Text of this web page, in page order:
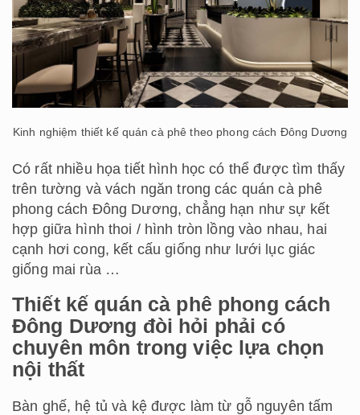
Kinh nghiệm thiết kế quán cà phê theo phong cách Đông Dương
Có rất nhiều họa tiết hình học có thể được tìm thấy
trên tường và vách ngăn trong các quán cà phê
phong cách Đông Dương, chẳng hạn như sự kết
hợp giữa hình thoi / hình tròn lồng vào nhau, hai
cạnh hơi cong, kết cấu giống như lưới lục giác
giống mai rùa …
Thiết kế quán cà phê phong cách
Đông Dương đòi hỏi phải có
chuyên môn trong việc lựa chọn
nội thất
Bàn ghế, hệ tủ và kệ được làm từ gỗ nguyên tấm